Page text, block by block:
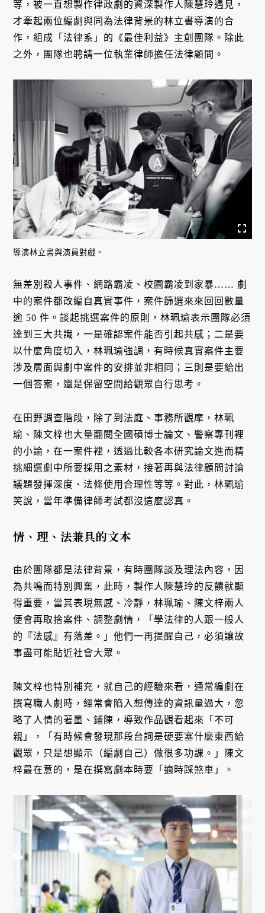
等，被一直想製作律政劇的資深製作人陳慧玲遇見，
才牽起兩位編劇與同為法律背景的林立書導演的合
作，組成「法律系」的《最佳利益》主創團隊。除此
之外，團隊也聘請一位執業律師擔任法律顧問。
導演林立書與演員對戲。
無差別殺人事件、網路霸凌、校園霸凌到家暴…… 劇
中的案件都改編自真實事件，案件篩選來來回回數量
逾 50 件。談起挑選案件的原則，林珮瑜表示團隊必須
達到三大共識，一是確認案件能否引起共感；二是要
以什麼角度切入，林珮瑜強調，有時候真實案件主要
涉及層面與劇中案件的安排並非相同；三則是要給出
一個答案，還是保留空間給觀眾自行思考。
在田野調查階段，除了到法庭、事務所觀摩，林珮
瑜、陳文梓也大量翻閱全國碩博士論文、警察專刊裡
的小論，在一案件裡，透過比較各本研究論文進而精
挑細選劇中所要採用之素材，接著再與法律顧問討論
議題發揮深度、法條使用合理性等等。對此，林珮瑜
笑說，當年準備律師考試都沒這麼認真。
情、理、法兼具的文本
由於團隊都是法律背景，有時團隊談及理法內容，因
為共鳴而特別興奮，此時，製作人陳慧玲的反饋就顯
得重要，當其表現無感、冷靜，林珮瑜、陳文梓兩人
便會再取捨案件、調整劇情，「學法律的人跟一般人
的『法感』有落差。」他們一再提醒自己，必須讓故
事盡可能貼近社會大眾。
陳文梓也特別補充，就自己的經驗來看，通常編劇在
撰寫職人劇時，經常會陷入想傳達的資訊量過大，忽
略了人情的著墨、鋪陳，導致作品觀看起來「不可
親」，「有時候會發現那段台詞是硬要塞什麼東西給
觀眾，只是想顯示（編劇自己）做很多功課。」陳文
梓最在意的，是在撰寫劇本時要「適時踩煞車」。